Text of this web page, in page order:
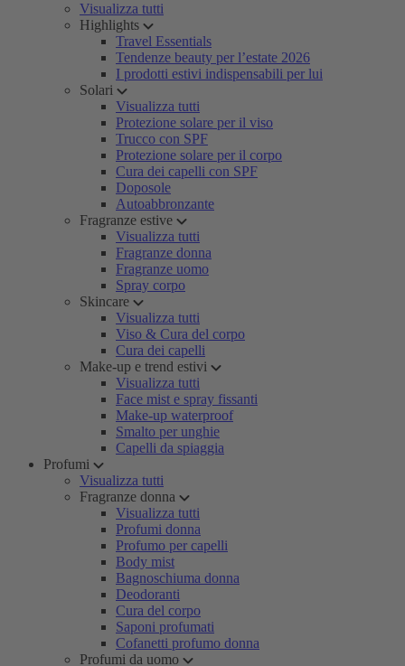
Visualizza tutti
Highlights
Travel Essentials
Tendenze beauty per l’estate 2026
I prodotti estivi indispensabili per lui
Solari
Visualizza tutti
Protezione solare per il viso
Trucco con SPF
Protezione solare per il corpo
Cura dei capelli con SPF
Doposole
Autoabbronzante
Fragranze estive
Visualizza tutti
Fragranze donna
Fragranze uomo
Spray corpo
Skincare
Visualizza tutti
Viso & Cura del corpo
Cura dei capelli
Make-up e trend estivi
Visualizza tutti
Face mist e spray fissanti
Make-up waterproof
Smalto per unghie
Capelli da spiaggia
Profumi
Visualizza tutti
Fragranze donna
Visualizza tutti
Profumi donna
Profumo per capelli
Body mist
Bagnoschiuma donna
Deodoranti
Cura del corpo
Saponi profumati
Cofanetti profumo donna
Profumi da uomo